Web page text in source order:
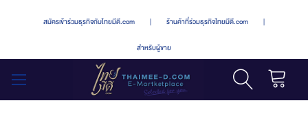
สมัครเข้าร่วมธุรกิจกับไทยมีดี.com | ร้านค้าที่ร่วมธุรกิจไทยมีดี.com |
สำหรับผู้ขาย